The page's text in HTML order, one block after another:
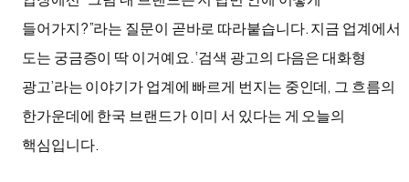
들어가지?”라는 질문이 곧바로 따라붙습니다. 지금 업계에서
도는 궁금증이 딱 이거예요. ‘검색 광고의 다음은 대화형
광고’라는 이야기가 업계에 빠르게 번지는 중인데, 그 흐름의
한가운데에 한국 브랜드가 이미 서 있다는 게 오늘의
핵심입니다.